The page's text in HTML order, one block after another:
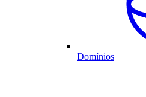
Domínios